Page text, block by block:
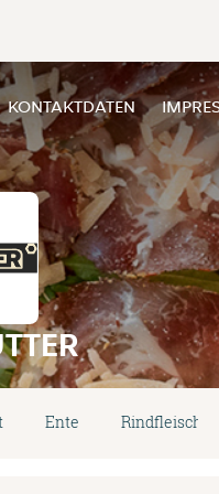
KONTAKTDATEN
Ente Rindfleisch